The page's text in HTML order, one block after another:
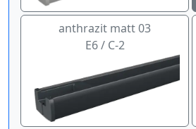
anthrazit matt 03
E6 / C-2